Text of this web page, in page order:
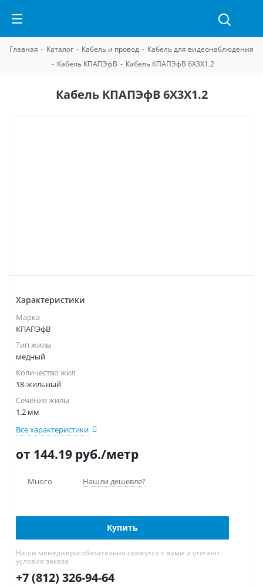
Главная - Каталог - Кабель и провод - Кабель для видеонаблюдения
- Кабель КПАПЭфВ - Кабель КПАПЭфВ 6Х3Х1.2
Кабель КПАПЭфВ 6Х3Х1.2
Характеристики
Марка
КПАПЭфВ
Тип жилы
медный
Количество жил
18-жильный
Сечение жилы
1.2 мм
Все характеристики
от 144.19 руб./метр
Много Нашли дешевле?
Купить
Наши менеджеры обязательно свяжутся с вами и уточнят
условия заказа
+7 (812) 326-94-64